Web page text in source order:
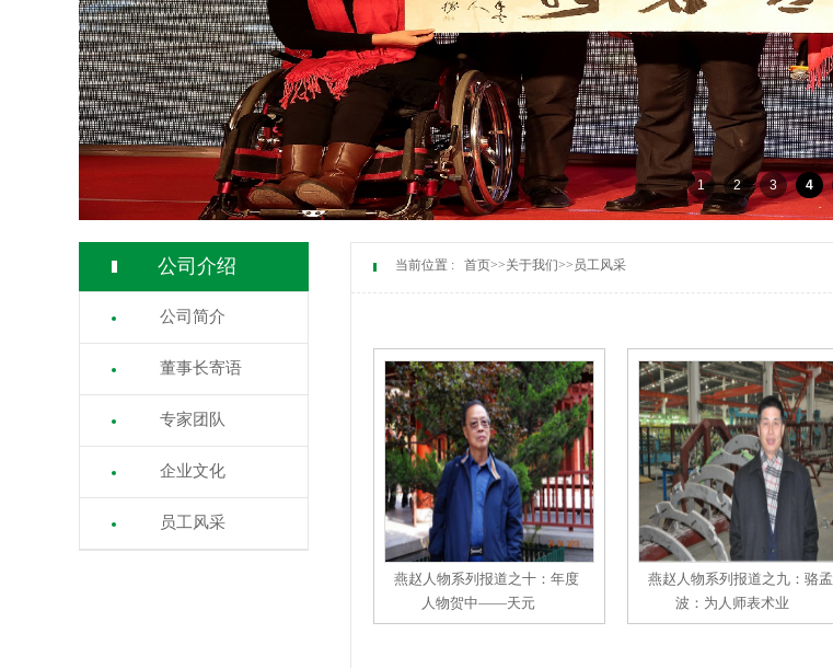
1 2 3 4
公司介绍
公司简介
董事长寄语
专家团队
企业文化
员工风采
当前位置 : 首页>>关于我们>> 员工风采
燕赵人物系列报道之十：年度
人物贺中——天元
燕赵人物系列报道之九：骆孟
波：为人师表术业